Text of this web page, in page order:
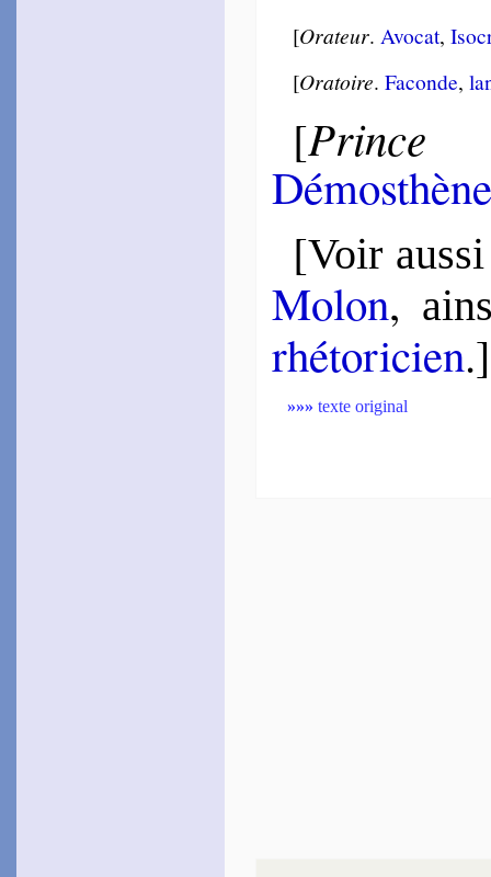
[Orateur. Avo­cat,
[Oratoire.Faconde,
[Prince
Démos­thène
[Voir aussi
Mo­lon,
rhé­to­ri­cien.]
»»» texte original